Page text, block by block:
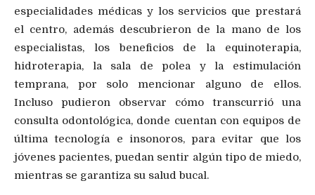
especialidades médicas y los servicios que prestará
el centro, además descubrieron de la mano de los
especialistas, los beneficios de la equinoterapia,
hidroterapia, la sala de polea y la estimulación
temprana, por solo mencionar alguno de ellos.
Incluso pudieron observar cómo transcurrió una
consulta odontológica, donde cuentan con equipos de
última tecnología e insonoros, para evitar que los
jóvenes pacientes, puedan sentir algún tipo de miedo,
mientras se garantiza su salud bucal.